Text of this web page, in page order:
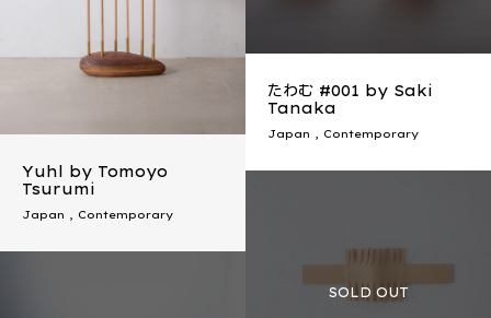
Yuhl by Tomoyo
Tsurumi
Japan , Contemporary
たわむ #001 by Saki
Tanaka
Japan Contemporary